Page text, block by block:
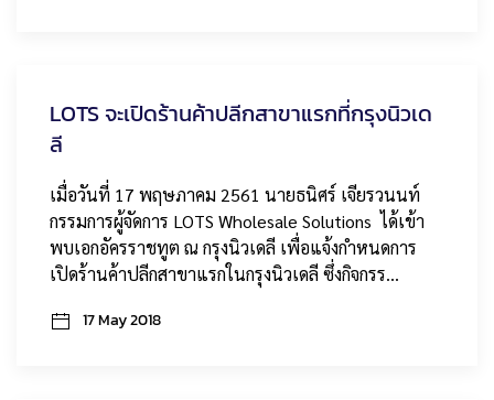
LOTS จะเปิดร้านค้าปลีกสาขาแรกที่กรุงนิวเด
ลี
เมื่อวันที่ 17 พฤษภาคม 2561 นายธนิศร์ เจียรวนนท์
กรรมการผู้จัดการ LOTS Wholesale Solutions ได้เข้า
พบเอกอัครราชทูต ณ กรุงนิวเดลี เพื่อแจ้งกำหนดการ
เปิดร้านค้าปลีกสาขาแรกในกรุงนิวเดลี ซึ่งกิจกรร…
17 May 2018